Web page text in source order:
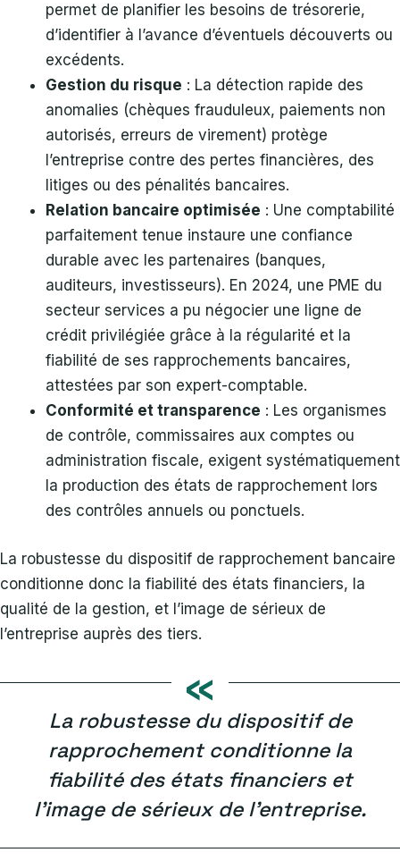
permet de planifier les besoins de trésorerie,
d’identifier à l’avance d’éventuels découverts ou
excédents.
Gestion du risque : La détection rapide des
anomalies (chèques frauduleux, paiements non
autorisés, erreurs de virement) protège
l’entreprise contre des pertes financières, des
litiges ou des pénalités bancaires.
Relation bancaire optimisée : Une comptabilité
parfaitement tenue instaure une confiance
durable avec les partenaires (banques,
auditeurs, investisseurs). En 2024, une PME du
secteur services a pu négocier une ligne de
crédit privilégiée grâce à la régularité et la
fiabilité de ses rapprochements bancaires,
attestées par son expert-comptable.
Conformité et transparence : Les organismes
de contrôle, commissaires aux comptes ou
administration fiscale, exigent systématiquement
la production des états de rapprochement lors
des contrôles annuels ou ponctuels.
La robustesse du dispositif de rapprochement bancaire
conditionne donc la fiabilité des états financiers, la
qualité de la gestion, et l’image de sérieux de
l’entreprise auprès des tiers.
«
La robustesse du dispositif de
rapprochement conditionne la
fiabilité des états financiers et
l’image de sérieux de l’entreprise.